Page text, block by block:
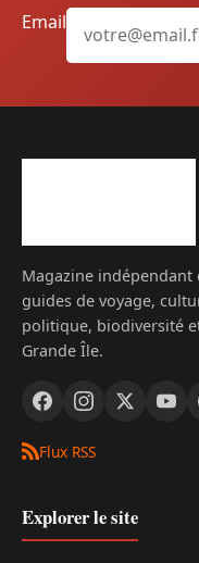
Email
Magazine indépendant
guides de voyage,
politique, biodiversité
Grande Île.
Flux RSS
Explorer le site